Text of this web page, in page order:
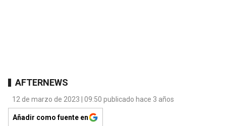
AFTERNEWS
12 de marzo de 2023 | 09:50 publicado hace 3 años
Añadir como fuente en